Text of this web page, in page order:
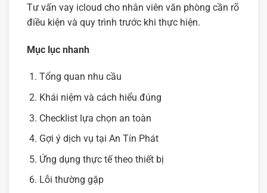
Tư vấn vay icloud cho nhân viên văn phòng cần rõ
điều kiện và quy trình trước khi thực hiện.
Mục lục nhanh
Tổng quan nhu cầu
Khái niệm và cách hiểu đúng
Checklist lựa chọn an toàn
Gợi ý dịch vụ tại An Tín Phát
Ứng dụng thực tế theo thiết bị
Lỗi thường gặp